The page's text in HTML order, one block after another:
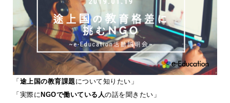
「 途上国の教育課題 について知りたい」
「実際に NGOで働いている人の話を聞きたい」